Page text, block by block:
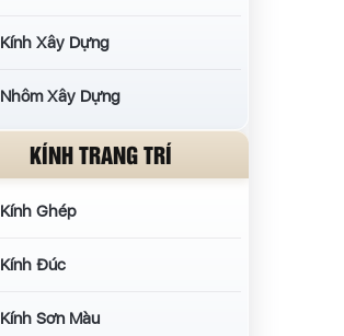
Kính Xây Dựng
Nhôm Xây Dựng
KÍNH TRANG TRÍ
Kính Ghép
Kính Đúc
Kính Sơn Màu